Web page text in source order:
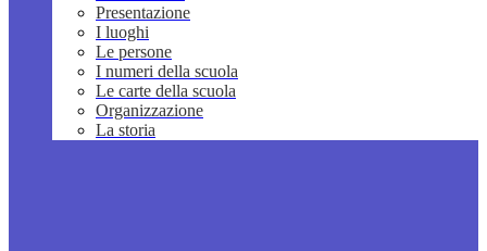
Presentazione
I luoghi
Le persone
I numeri della scuola
Le carte della scuola
Organizzazione
La storia